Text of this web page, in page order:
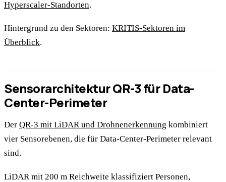
Hyperscaler-Standorten.
Hintergrund zu den Sektoren: KRITIS-Sektoren im
Überblick.
Sensorarchitektur QR-3 für Data-
Center-Perimeter
Der QR-3 mit LiDAR und Drohnenerkennung kombiniert
vier Sensorebenen, die für Data-Center-Perimeter relevant
sind.
LiDAR mit 200 m Reichweite klassifiziert Personen,